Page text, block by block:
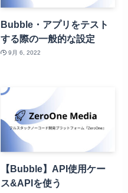
Bubble・アプリをテスト
する際の一般的な設定
9月 6, 2022
【Bubble】API使用ケー
ス&APIを使う